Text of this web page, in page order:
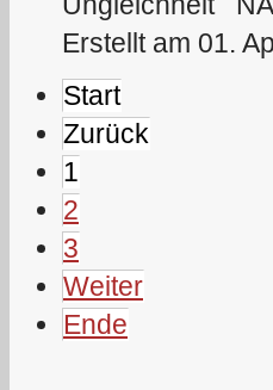
Erstellt am 01.
Start
Zurück
1
2
3
Weiter
Ende